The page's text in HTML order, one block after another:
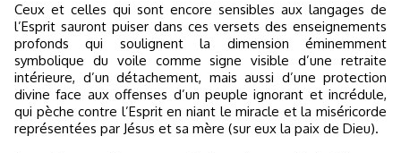
Ceux et celles qui sont encore sensibles aux langages de
l’Esprit sauront puiser dans ces versets des enseignements
profonds qui soulignent la dimension éminemment
symbolique du voile comme signe visible d’une retraite
intérieure, d’un détachement, mais aussi d’une protection
divine face aux offenses d’un peuple ignorant et incrédule,
qui pèche contre l’Esprit en niant le miracle et la miséricorde
représentées par Jésus et sa mère (sur eux la paix de Dieu).